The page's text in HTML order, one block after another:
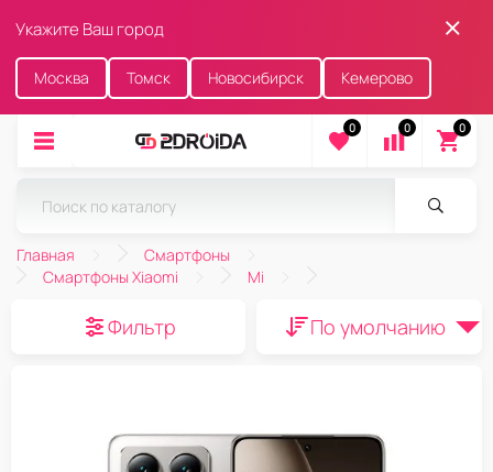
Укажите Ваш город
Москва Томск Новосибирск Кемерово
0 0 0
Главная
Смартфоны
Смартфоны Xiaomi
Mi
Фильтр По умолчанию